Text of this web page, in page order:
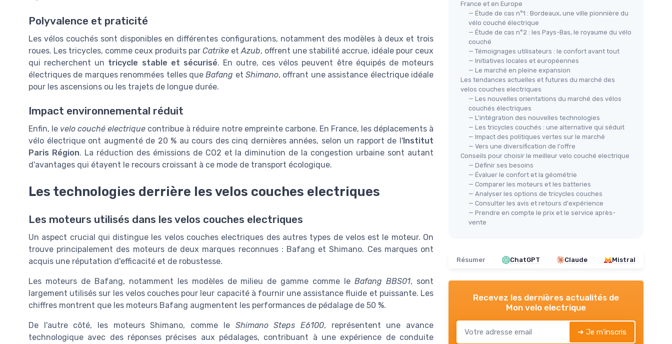
Polyvalence et praticité
Les vélos couchés sont disponibles en différentes configurations, notamment des modèles à deux et trois
roues. Les tricycles, comme ceux produits par Catrike et Azub, offrent une stabilité accrue, idéale pour ceux
qui recherchent un tricycle stable et sécurisé. En outre, ces vélos peuvent être équipés de moteurs
électriques de marques renommées telles queBafang etShimano, offrant une assistance électrique idéale
pour les ascensions ou les trajets de longue durée.
Impact environnemental réduit
Enfin, le velo couché electrique contribue à réduire notre empreinte carbone. En France, les déplacements à
vélo électrique ont augmenté de 20 % au cours des cinq dernières années, selon un rapport de l'Institut
Paris Région. La réduction des émissions de CO2 et la diminution de la congestion urbaine sont autant
d'avantages qui étayent le recours croissant à ce mode de transport écologique.
Les technologies derrière les velos couches electriques
Les moteurs utilisés dans les velos couches electriques
Un aspect crucial qui distingue les velos couches electriques des autres types de velos est le moteur. On
trouve principalement des moteurs de deux marques reconnues : Bafang et Shimano. Ces marques ont
acquis une réputation d'efficacité et de robustesse.
Les moteurs de Bafang, notamment les modèles de milieu de gamme comme leBafang BBS01, sont
largement utilisés sur les velos couches pour leur capacité à fournir une assistance fluide et puissante. Les
chiffres montrent que les moteurs Bafang augmentent les performances de pédalage de 50 %.
De l'autre côté, les moteurs Shimano, comme le Shimano Steps E6100, représentent une avance
technologique avec des réponses précises aux pédalages, contribuant à une expérience de conduite
France et en Europe
— Étude de cas n°1 : Bordeaux, une ville pionnière du
vélo couché électrique
— Étude de cas n°2 : les Pays-Bas, le royaume du vélo
couché
— Témoignages utilisateurs : le confort avant tout
— Initiatives locales et européennes
— Le marché en pleine expansion
Les tendances actuelles et futures du marché des
velos couches electriques
— Les nouvelles orientations du marché des vélos
couchés électriques
— L'intégration des nouvelles technologies
— Les tricycles couchés : une alternative qui séduit
— Impact des politiques vertes sur le marché
— Vers une diversification de l'offre
Conseils pour choisir le meilleur velo couché electrique
— Définir ses besoins
— Évaluer le confort et la géométrie
— Comparer les moteurs et les batteries
— Analyser les options de tricycles couches
— Consulter les avis et retours d'expérience
— Prendre en compte le prix et le service après-
vente
Résumer ChatGPT Claude Mistral
Recevez les dernières actualités de
Mon velo electrique
➔ Je m'inscris